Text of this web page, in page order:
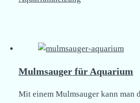
Mulmsauger für Aquarium
Mit einem Mulmsauger kann man